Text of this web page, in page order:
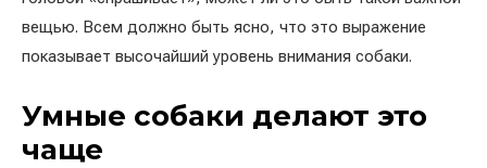
вещью. Всем должно быть ясно, что это выражение
показывает высочайший уровень внимания собаки.
Умные собаки делают это
чаще